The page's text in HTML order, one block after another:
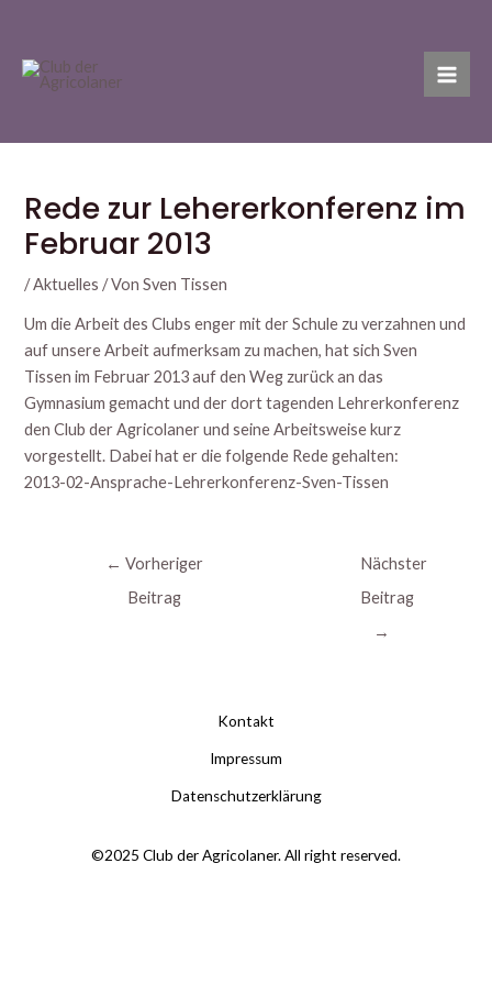
springen
Rede zur Lehererkonferenz im
Februar 2013
/Aktuelles / VonSven Tissen
Um die Arbeit des Clubs enger mit der Schule zu verzahnen und
auf unsere Arbeit aufmerksam zu machen, hat sich Sven
Tissen im Februar 2013 auf den Weg zurück an das
Gymnasium gemacht und der dort tagenden Lehrerkonferenz
den Club der Agricolaner und seine Arbeitsweise kurz
vorgestellt. Dabei hat er die folgende Rede gehalten:
2013-02-Ansprache-Lehrerkonferenz-Sven-Tissen
← Vorheriger
Beitrag
Nächster
Beitrag
→
Kontakt
Impressum
Datenschutzerklärung
©2025 Club der Agricolaner. All right reserved.